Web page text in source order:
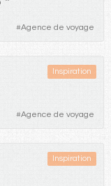
#Agence de voyage
Inspiration
#Agence de voyage
Inspiration